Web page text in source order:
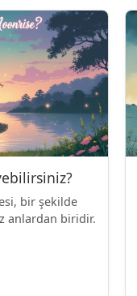
bir şekilde
anlardan biridir.